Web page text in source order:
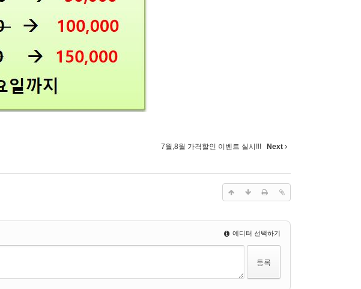
7월,8월 가격할인 이벤트 실시!!! Next
에디터 선택하기